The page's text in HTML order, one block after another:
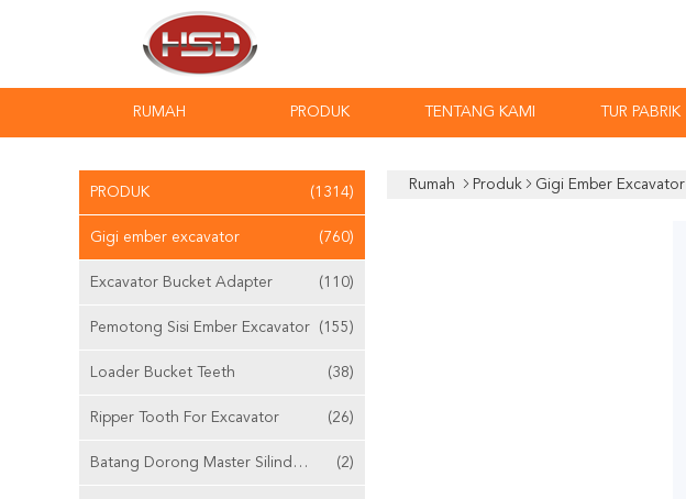
RUMAH PRODUK TENTANG KAMI TUR PABRIK
PRODUK (1314)
Gigi ember excavator (760)
Excavator Bucket Adapter (110)
Pemotong Sisi Ember Excavator (155)
Loader Bucket Teeth (38)
Ripper Tooth For Excavator (26)
Batang Dorong Master Silinder Yang Dapat Disesuaikan (2)
Rumah Produk Gigi Ember Excavator